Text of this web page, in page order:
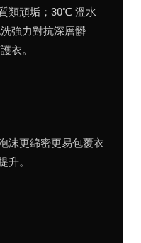
類頑垢；30℃ 溫水
強力對抗深層髒
衣。
沫更綿密更易包覆衣
。